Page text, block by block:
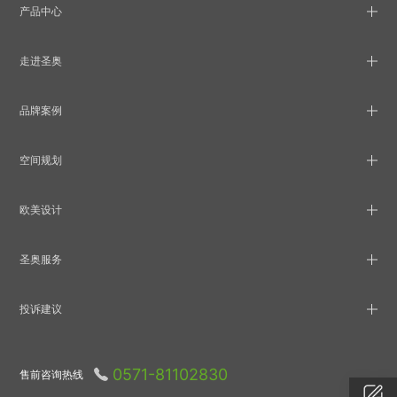
产品中心
走进圣奥
品牌案例
空间规划
欧美设计
圣奥服务
投诉建议
售前咨询热线
0571-81102830